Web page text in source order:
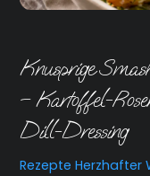
Knusprige
– Kartoffel-
Dill-Dressing
Rezepte Herzhafter